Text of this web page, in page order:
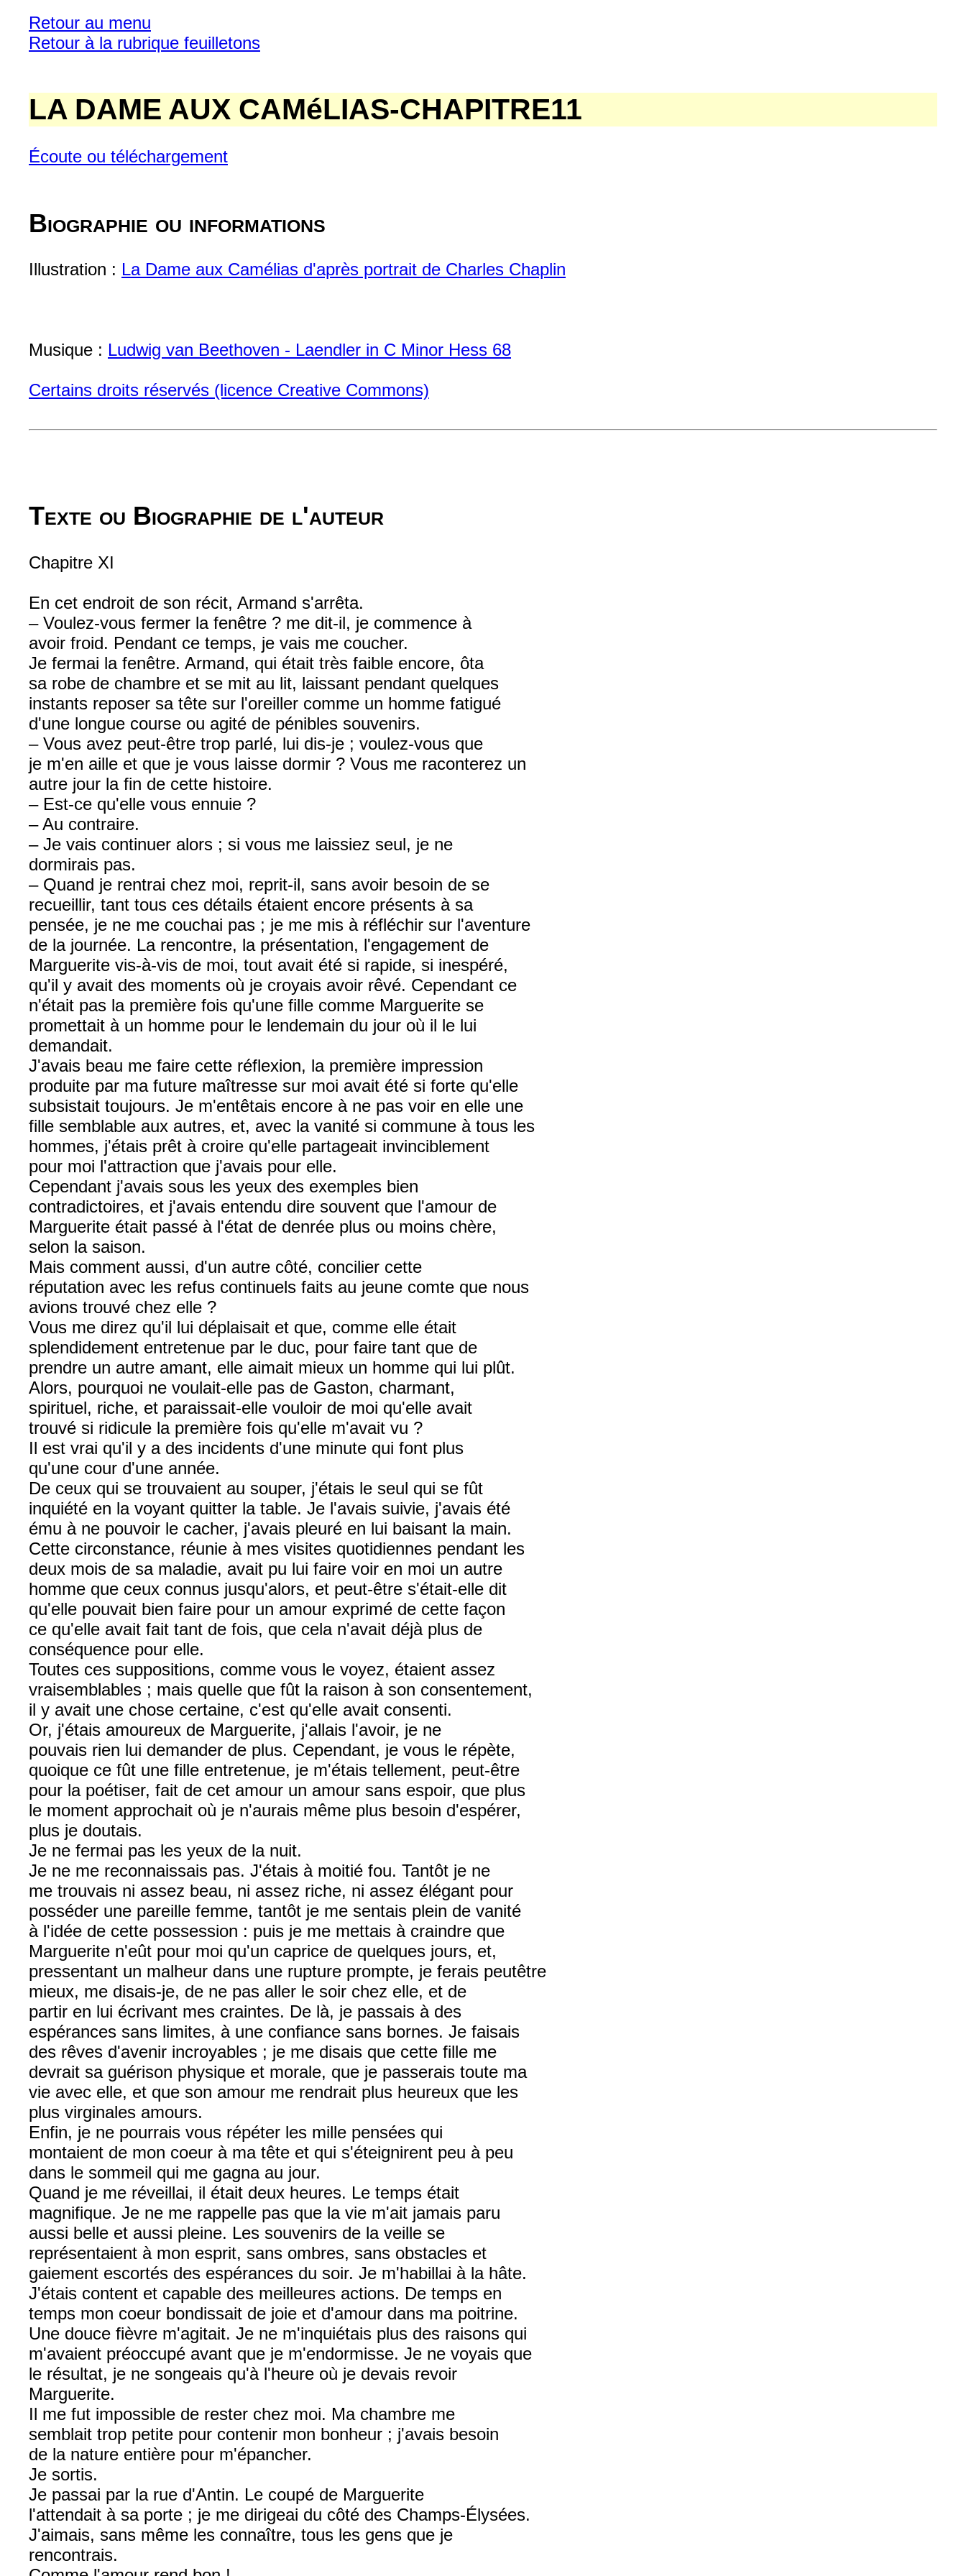
Retour au menu
Retour à la rubrique feuilletons
LA DAME AUX CAMéLIAS-CHAPITRE11
Écoute ou téléchargement
Biographie ou informations
Illustration : La Dame aux Camélias d'après portrait de Charles Chaplin
Musique : Ludwig van Beethoven - Laendler in C Minor Hess 68
Certains droits réservés (licence Creative Commons)
Texte ou Biographie de l'auteur
Chapitre XI
En cet endroit de son récit, Armand s'arrêta.
– Voulez-vous fermer la fenêtre ? me dit-il, je commence à
avoir froid. Pendant ce temps, je vais me coucher.
Je fermai la fenêtre. Armand, qui était très faible encore, ôta
sa robe de chambre et se mit au lit, laissant pendant quelques
instants reposer sa tête sur l'oreiller comme un homme fatigué
d'une longue course ou agité de pénibles souvenirs.
– Vous avez peut-être trop parlé, lui dis-je ; voulez-vous que
je m'en aille et que je vous laisse dormir ? Vous me raconterez un
autre jour la fin de cette histoire.
– Est-ce qu'elle vous ennuie ?
– Au contraire.
– Je vais continuer alors ; si vous me laissiez seul, je ne
dormirais pas.
– Quand je rentrai chez moi, reprit-il, sans avoir besoin de se
recueillir, tant tous ces détails étaient encore présents à sa
pensée, je ne me couchai pas ; je me mis à réfléchir sur l'aventure
de la journée. La rencontre, la présentation, l'engagement de
Marguerite vis-à-vis de moi, tout avait été si rapide, si inespéré,
qu'il y avait des moments où je croyais avoir rêvé. Cependant ce
n'était pas la première fois qu'une fille comme Marguerite se
promettait à un homme pour le lendemain du jour où il le lui
demandait.
J'avais beau me faire cette réflexion, la première impression
produite par ma future maîtresse sur moi avait été si forte qu'elle
subsistait toujours. Je m'entêtais encore à ne pas voir en elle une
fille semblable aux autres, et, avec la vanité si commune à tous les
hommes, j'étais prêt à croire qu'elle partageait invinciblement
pour moi l'attraction que j'avais pour elle.
Cependant j'avais sous les yeux des exemples bien
contradictoires, et j'avais entendu dire souvent que l'amour de
Marguerite était passé à l'état de denrée plus ou moins chère,
selon la saison.
Mais comment aussi, d'un autre côté, concilier cette
réputation avec les refus continuels faits au jeune comte que nous
avions trouvé chez elle ?
Vous me direz qu'il lui déplaisait et que, comme elle était
splendidement entretenue par le duc, pour faire tant que de
prendre un autre amant, elle aimait mieux un homme qui lui plût.
Alors, pourquoi ne voulait-elle pas de Gaston, charmant,
spirituel, riche, et paraissait-elle vouloir de moi qu'elle avait
trouvé si ridicule la première fois qu'elle m'avait vu ?
Il est vrai qu'il y a des incidents d'une minute qui font plus
qu'une cour d'une année.
De ceux qui se trouvaient au souper, j'étais le seul qui se fût
inquiété en la voyant quitter la table. Je l'avais suivie, j'avais été
ému à ne pouvoir le cacher, j'avais pleuré en lui baisant la main.
Cette circonstance, réunie à mes visites quotidiennes pendant les
deux mois de sa maladie, avait pu lui faire voir en moi un autre
homme que ceux connus jusqu'alors, et peut-être s'était-elle dit
qu'elle pouvait bien faire pour un amour exprimé de cette façon
ce qu'elle avait fait tant de fois, que cela n'avait déjà plus de
conséquence pour elle.
Toutes ces suppositions, comme vous le voyez, étaient assez
vraisemblables ; mais quelle que fût la raison à son consentement,
il y avait une chose certaine, c'est qu'elle avait consenti.
Or, j'étais amoureux de Marguerite, j'allais l'avoir, je ne
pouvais rien lui demander de plus. Cependant, je vous le répète,
quoique ce fût une fille entretenue, je m'étais tellement, peut-être
pour la poétiser, fait de cet amour un amour sans espoir, que plus
le moment approchait où je n'aurais même plus besoin d'espérer,
plus je doutais.
Je ne fermai pas les yeux de la nuit.
Je ne me reconnaissais pas. J'étais à moitié fou. Tantôt je ne
me trouvais ni assez beau, ni assez riche, ni assez élégant pour
posséder une pareille femme, tantôt je me sentais plein de vanité
à l'idée de cette possession : puis je me mettais à craindre que
Marguerite n'eût pour moi qu'un caprice de quelques jours, et,
pressentant un malheur dans une rupture prompte, je ferais peutêtre
mieux, me disais-je, de ne pas aller le soir chez elle, et de
partir en lui écrivant mes craintes. De là, je passais à des
espérances sans limites, à une confiance sans bornes. Je faisais
des rêves d'avenir incroyables ; je me disais que cette fille me
devrait sa guérison physique et morale, que je passerais toute ma
vie avec elle, et que son amour me rendrait plus heureux que les
plus virginales amours.
Enfin, je ne pourrais vous répéter les mille pensées qui
montaient de mon coeur à ma tête et qui s'éteignirent peu à peu
dans le sommeil qui me gagna au jour.
Quand je me réveillai, il était deux heures. Le temps était
magnifique. Je ne me rappelle pas que la vie m'ait jamais paru
aussi belle et aussi pleine. Les souvenirs de la veille se
représentaient à mon esprit, sans ombres, sans obstacles et
gaiement escortés des espérances du soir. Je m'habillai à la hâte.
J'étais content et capable des meilleures actions. De temps en
temps mon coeur bondissait de joie et d'amour dans ma poitrine.
Une douce fièvre m'agitait. Je ne m'inquiétais plus des raisons qui
m'avaient préoccupé avant que je m'endormisse. Je ne voyais que
le résultat, je ne songeais qu'à l'heure où je devais revoir
Marguerite.
Il me fut impossible de rester chez moi. Ma chambre me
semblait trop petite pour contenir mon bonheur ; j'avais besoin
de la nature entière pour m'épancher.
Je sortis.
Je passai par la rue d'Antin. Le coupé de Marguerite
l'attendait à sa porte ; je me dirigeai du côté des Champs-Élysées.
J'aimais, sans même les connaître, tous les gens que je
rencontrais.